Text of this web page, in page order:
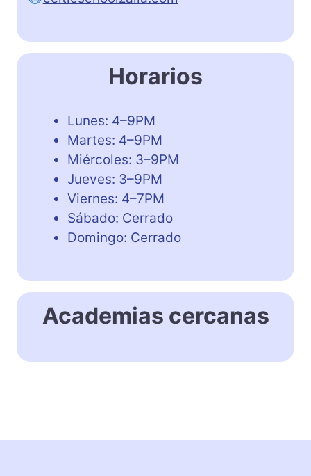
Horarios
Lunes: 4–9PM
Martes: 4–9PM
Miércoles: 3–9PM
Jueves: 3–9PM
Viernes: 4–7PM
Sábado: Cerrado
Domingo: Cerrado
Academias cercanas